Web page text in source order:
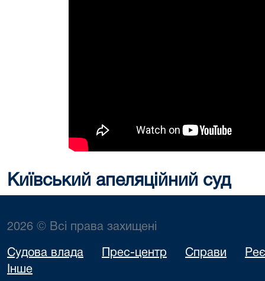
Київський апеляційний суд
2026 © Всі права захищені
Судова влада Прес-центр Справи
Інше